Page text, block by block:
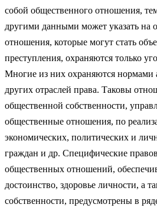
собой общественного отношения,
другими данными может указать на
отношения, которые могут стать
преступления, охраняются только
Многие из них охраняются нормами
других отраслей права. Таковы
общественной собственности,
общественные отношения, по
экономических, политических и
граждан и др. Специфические
общественных отношений,
достоинство, здоровье личности, а
собственности, предусмотрены в